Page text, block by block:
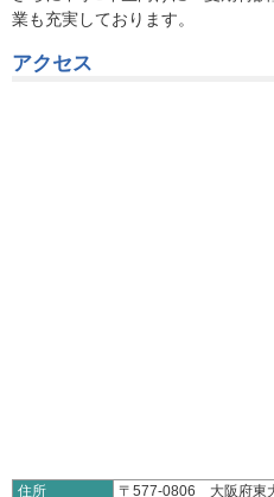
業も充実しております。
アクセス
住所 〒577-0806 大阪府東